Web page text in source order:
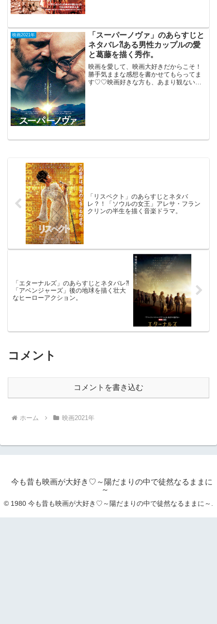
映画2021年
「スーパーノヴァ」のあらすじと
ネタバレ⁈ある男性カップルの愛
と葛藤を描く秀作。
映画を愛して、映画大好きだからこそ！
勝手気ままな感想を書かせてもらってま
す♡♡映画好きな方も、あまり観ない方
「リスペクト」のあらすじとネタバ
レ？！「ソウルの女王」アレサ・フラン
クリンの半生を描く音楽ドラマ。
「エターナルズ」のあらすじとネタバレ⁈
「アベンジャーズ」後の地球を描く壮大
なヒーローアクション。
コメント
コメントを書き込む
ホーム 映画2021年
今も昔も映画が大好き♡～陽だまりの中で徒然なるままに
～
© 1980 今も昔も映画が大好き♡～陽だまりの中で徒然なるままに～.